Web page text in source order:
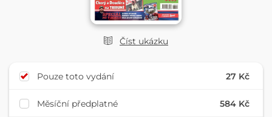
Číst ukázku
Pouze toto vydání 27 Kč
Měsíční předplatné 584 Kč